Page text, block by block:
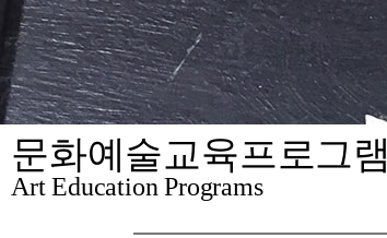
문화예술교육프로그램
Art Education Programs